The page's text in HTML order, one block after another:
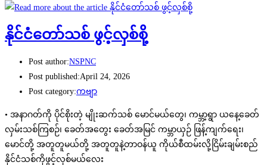
နိုင်ငံတော်သစ် ဖွင့်လှစ်စို့
Post author:NSPNC
Post published:April 24, 2026
Post category:ကဗျာ
• အနာဂတ်ကို ပိုင်စိုးတဲ့ မျိုးဆက်သစ် မောင်မယ်တွေ၊ ကမ္ဘာ့ရွာ ယနေ့ခေတ်
လှမ်းသစ်ကြစဉ်၊ ခေတ်အတွေး ခေတ်အမြင် ကမ္ဘာယှဉ် ဖြန့်ကျက်ရေး၊
မောင်တို့ အတူတူမယ်တို့ အတူတူနဲ့တာဝန်ယူ ကိုယ်စီထမ်းလို့ငြိမ်းချမ်းစည်
နိုင်ငံသစ်ကိုဖွင့်လှစ်မယ်လေး